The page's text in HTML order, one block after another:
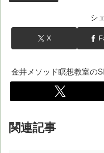
シ
X
金井メソッド瞑想教室の
関連記事